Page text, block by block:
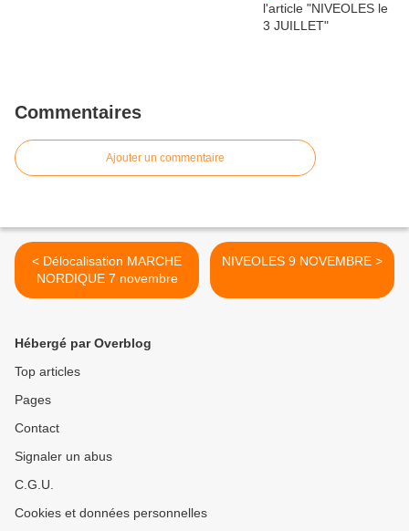
Commentaires
Ajouter un commentaire
< Délocalisation MARCHE
NORDIQUE 7 novembre
NIVEOLES 9 NOVEMBRE >
Hébergé par Overblog
Top articles
Pages
Contact
Signaler un abus
C.G.U.
Cookies et données personnelles